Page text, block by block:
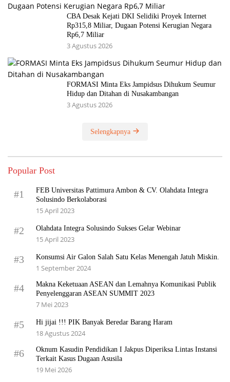
CBA Desak Kejati DKI Selidiki Proyek Internet
Rp315,8 Miliar, Dugaan Potensi Kerugian Negara
Rp6,7 Miliar
3 Agustus 2026
FORMASI Minta Eks Jampidsus Dihukum Seumur
Hidup dan Ditahan di Nusakambangan
3 Agustus 2026
Selengkapnya
Popular Post
#1
FEB Universitas Pattimura Ambon & CV. Olahdata Integra
Solusindo Berkolaborasi
15 April 2023
#2 Olahdata Integra Solusindo Sukses Gelar Webinar
15 April 2023
#3 Konsumsi Air Galon Salah Satu Kelas Menengah Jatuh Miskin.
1 September 2024
#4
Makna Keketuaan ASEAN dan Lemahnya Komunikasi Publik
Penyelenggaran ASEAN SUMMIT 2023
7 Mei 2023
#5 Hi jijai !!! PIK Banyak Beredar Barang Haram
18 Agustus 2024
#6
Oknum Kasudin Pendidikan I Jakpus Diperiksa Lintas Instansi
Terkait Kasus Dugaan Asusila
19 Mei 2026